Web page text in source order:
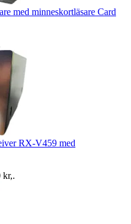
med minneskortläsare Card
RX-V459 med
kr,.